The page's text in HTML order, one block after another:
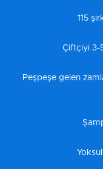
115
Çiftçiyi 3-
Peşpeşe gelen